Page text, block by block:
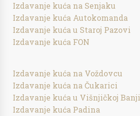
Izdavanje kuća na Senjaku
Izdavanje kuća Autokomanda
Izdavanje kuća u Staroj Pazovi
Izdavanje kuća FON
Izdavanje kuća na Voždovcu
Izdavanje kuća na Čukarici
Izdavanje kuća u Višnjičkoj Banji
Izdavanje kuća Padina